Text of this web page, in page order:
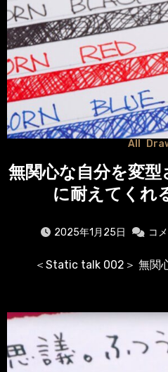
All
無関心な自分を変
に耐えてくれ
2025年1月25日 コ
＜Static talk 002＞ 無関